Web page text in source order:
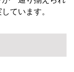
ています。